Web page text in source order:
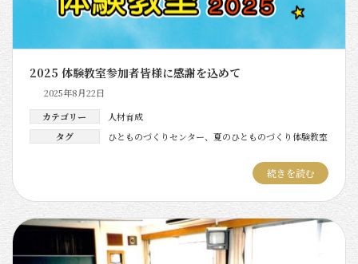
2025 体験教室参加者皆様に感謝を込めて
2025年8月22日
カテゴリー
人材育成
タグ
ひとものづくりセンター、 夏のひとものづくり体験教室
続きを読む